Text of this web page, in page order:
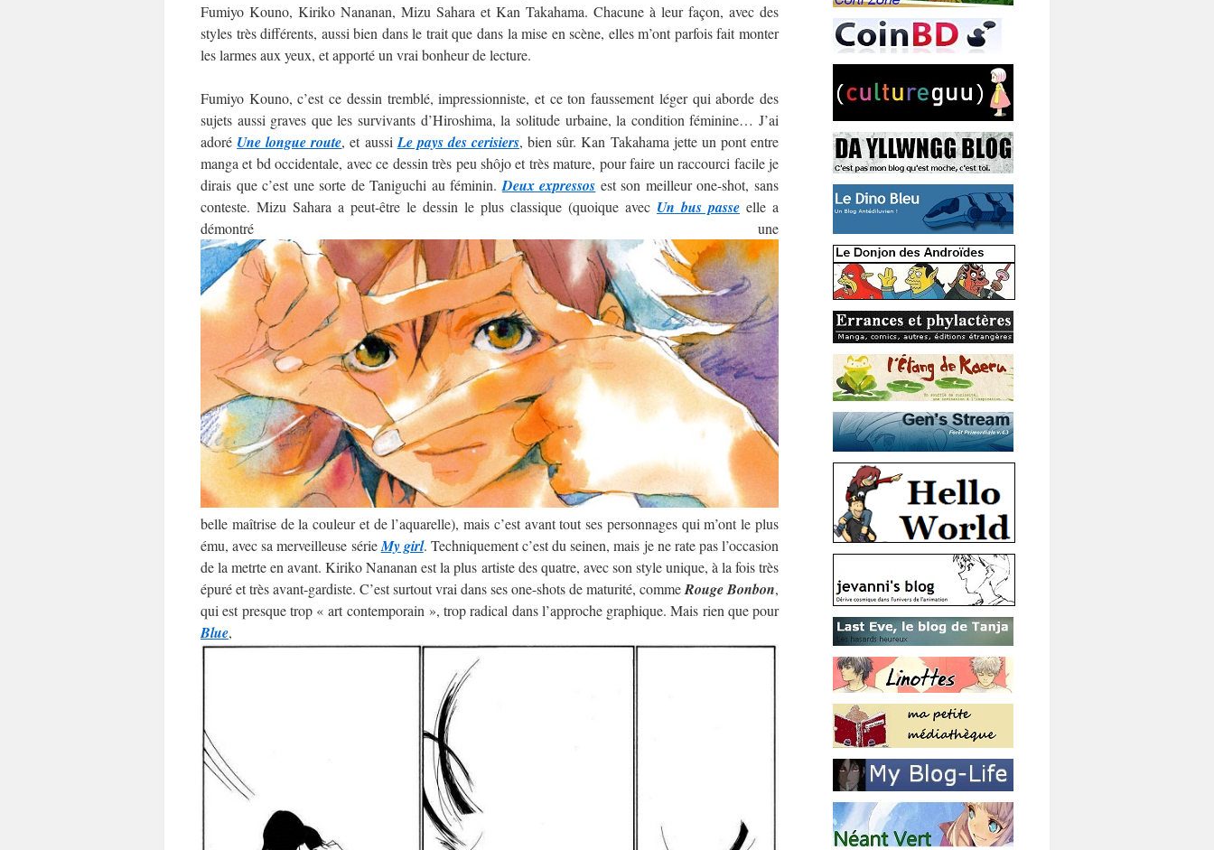
Fumiyo Kouno, Kiriko Nananan, Mizu Sahara et Kan Takahama. Chacune à leur façon, avec des
styles très différents, aussi bien dans le trait que dans la mise en scène, elles m’ont parfois fait monter
les larmes aux yeux, et apporté un vrai bonheur de lecture.
Fumiyo Kouno, c’est ce dessin tremblé, impressionniste, et ce ton faussement léger qui aborde des
sujets aussi graves que les survivants d’Hiroshima, la solitude urbaine, la condition féminine… J’ai
adoré Une longue route, et aussi Le pays des cerisiers, bien sûr. Kan Takahama jette un pont entre
manga et bd occidentale, avec ce dessin très peu shôjo et très mature, pour faire un raccourci facile je
dirais que c’est une sorte de Taniguchi au féminin. Deux expressos est son meilleur one-shot, sans
conteste. Mizu Sahara a peut-être le dessin le plus classique (quoique avec Un bus passe elle a
démontré une
belle maîtrise de la couleur et de l’aquarelle), mais c’est avant tout ses personnages qui m’ont le plus
ému, avec sa merveilleuse sérieMy girl. Techniquement c’est du seinen, mais je ne rate pas l’occasion
de la metrte en avant. Kiriko Nananan est la plus artiste des quatre, avec son style unique, à la fois très
épuré et très avant-gardiste. C’est surtout vrai dans ses one-shots de maturité, commeRouge Bonbon,
qui est presque trop « art contemporain », trop radical dans l’approche graphique. Mais rien que pour
Blue,